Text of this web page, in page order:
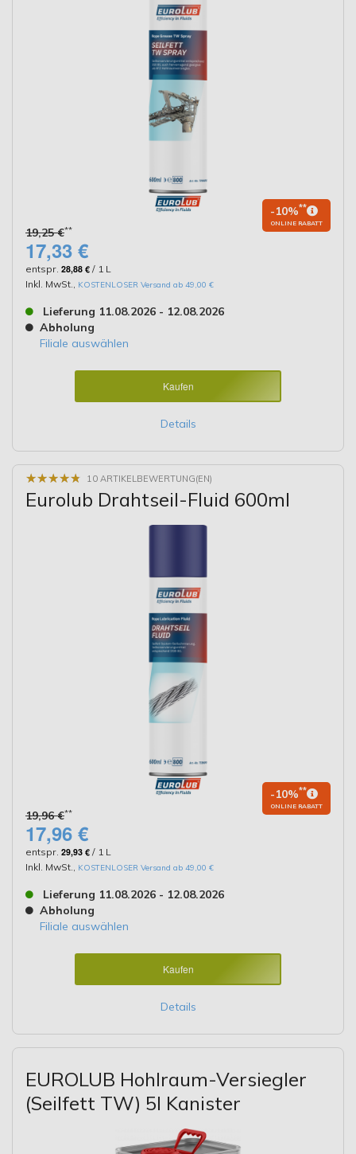
19,25 €**
-10%**
ONLINE RABATT
17,33 €
entspr. 28,88 € / 1 L
Inkl. MwSt., KOSTENLOSER Versand ab 49,00 €
Lieferung 11.08.2026 - 12.08.2026
Abholung
Filiale auswählen
Kaufen
Details
★★★★★
★★★★★ 10 ARTIKELBEWERTUNG(EN)
Eurolub Drahtseil-Fluid 600ml
19,96 €**
-10%**
ONLINE RABATT
17,96 €
entspr. 29,93 € / 1 L
Inkl. MwSt., KOSTENLOSER Versand ab 49,00 €
Lieferung 11.08.2026 - 12.08.2026
Abholung
Filiale auswählen
Kaufen
Details
EUROLUB Hohlraum-Versiegler
(Seilfett TW) 5l Kanister